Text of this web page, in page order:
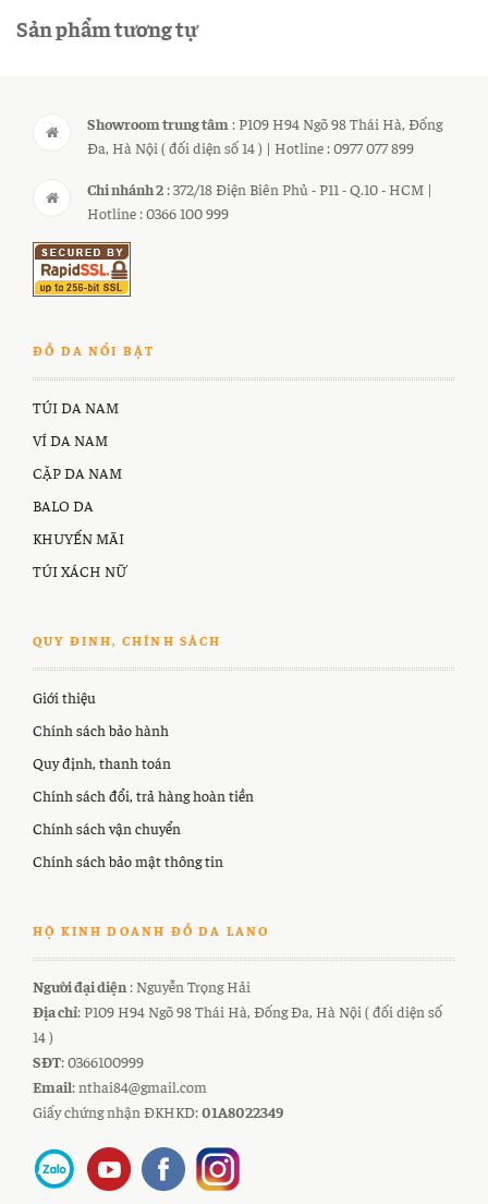
Sản phẩm tương tự
Showroom trung tâm : P109 H94 Ngõ 98 Thái Hà, Đống
Đa, Hà Nội ( đối diện số 14 ) | Hotline : 0977 077 899
Chi nhánh 2 : 372/18 Điện Biên Phủ - P11 - Q.10 - HCM |
Hotline : 0366 100 999
ĐỒ DA NỔI BẬT
TÚI DA NAM
VÍ DA NAM
CẶP DA NAM
BALO DA
KHUYẾN MÃI
TÚI XÁCH NỮ
QUY ĐINH, CHÍNH SÁCH
Giới thiệu
Chính sách bảo hành
Quy định, thanh toán
Chính sách đổi, trả hàng hoàn tiền
Chính sách vận chuyển
Chính sách bảo mật thông tin
HỘ KINH DOANH ĐỒ DA LANO
Người đại diện : Nguyễn Trọng Hải
Địa chỉ: P109 H94 Ngõ 98 Thái Hà, Đống Đa, Hà Nội ( đối diện số
14 )
SĐT: 0366100999
Email: nthai84@gmail.com
Giấy chứng nhận ĐKHKD:01A8022349